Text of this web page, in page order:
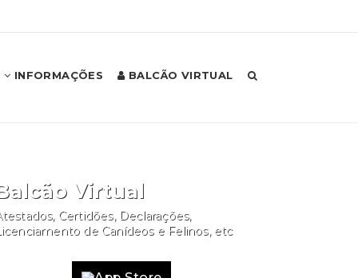
INFORMAÇÕES BALCÃO VIRTUAL
Balcão Virtual
Certidões, Declarações,
de Canídeos e Felinos, etc